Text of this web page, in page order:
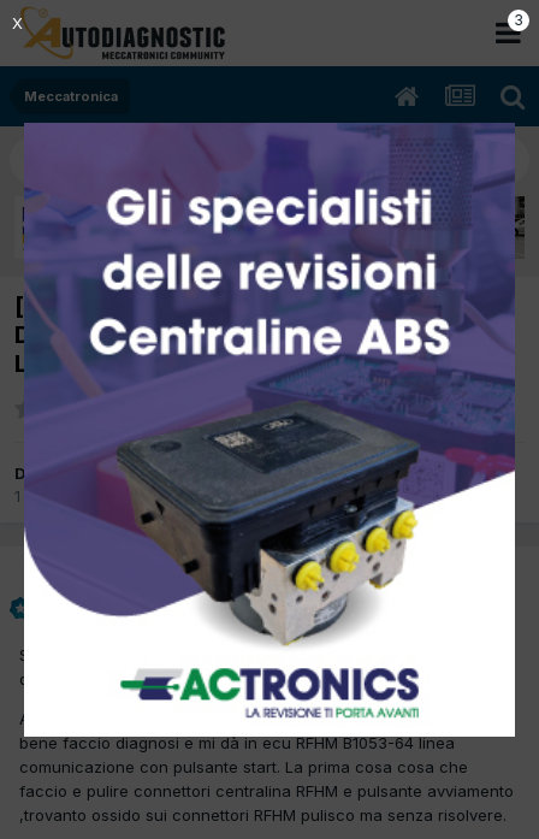
Meccatronica
[Fiat 500X 08/2015 1.3cc 55266963 70Kw
Diesel] Anomalia sistema keyless :B1053-64
Linea comunicazione con pulsante start
Da giordano officina
1 Gennaio 2025 inMeccatronica
giordano officina
Inviato 1 Gennaio 2025
Salve, chiedo cortesemente un consiglio per una problematica a
questa auto.
Accende in vettura anomalia sistema keyless la vettura parte va
bene faccio diagnosi e mi dà in ecu RFHM B1053-64 linea
comunicazione con pulsante start. La prima cosa cosa che
faccio e pulire connettori centralina RFHM e pulsante avviamento
,trovanto ossido sui connettori RFHM pulisco ma senza risolvere.
2
X